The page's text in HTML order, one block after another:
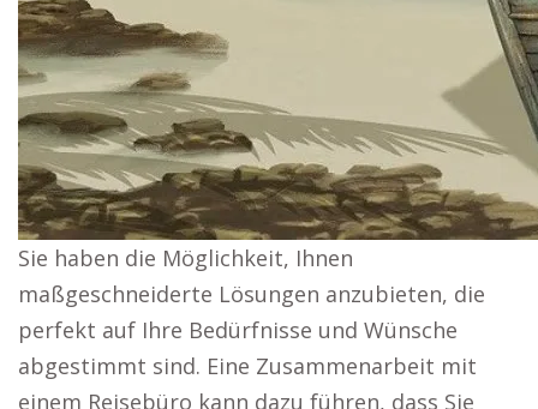
Sie haben die Möglichkeit, Ihnen
maßgeschneiderte Lösungen anzubieten, die
perfekt auf Ihre Bedürfnisse und Wünsche
abgestimmt sind. Eine Zusammenarbeit mit
einem Reisebüro kann dazu führen, dass Sie